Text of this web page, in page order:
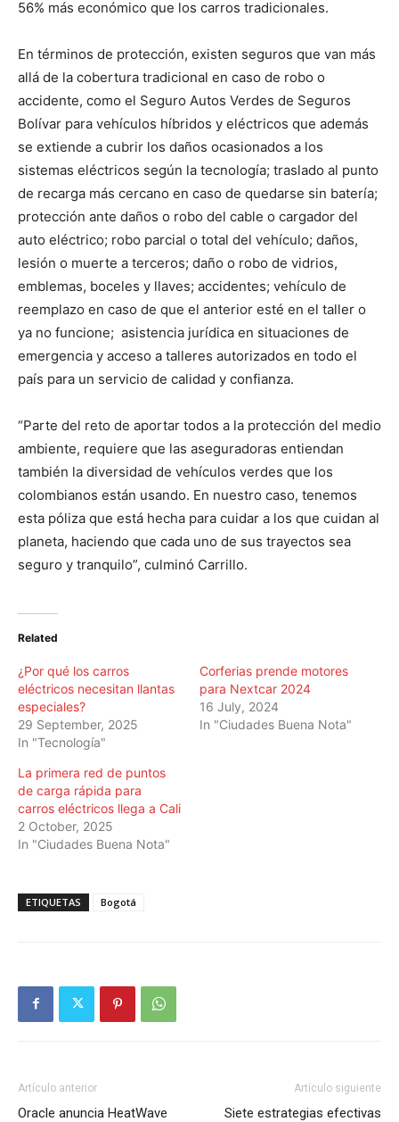
56% más económico que los carros tradicionales.
En términos de protección, existen seguros que van más
allá de la cobertura tradicional en caso de robo o
accidente, como el Seguro Autos Verdes de Seguros
Bolívar para vehículos híbridos y eléctricos que además
se extiende a cubrir los daños ocasionados a los
sistemas eléctricos según la tecnología; traslado al punto
de recarga más cercano en caso de quedarse sin batería;
protección ante daños o robo del cable o cargador del
auto eléctrico; robo parcial o total del vehículo; daños,
lesión o muerte a terceros; daño o robo de vidrios,
emblemas, boceles y llaves; accidentes; vehículo de
reemplazo en caso de que el anterior esté en el taller o
ya no funcione; asistencia jurídica en situaciones de
emergencia y acceso a talleres autorizados en todo el
país para un servicio de calidad y confianza.
“Parte del reto de aportar todos a la protección del medio
ambiente, requiere que las aseguradoras entiendan
también la diversidad de vehículos verdes que los
colombianos están usando. En nuestro caso, tenemos
esta póliza que está hecha para cuidar a los que cuidan al
planeta, haciendo que cada uno de sus trayectos sea
seguro y tranquilo”, culminó Carrillo.
Related
¿Por qué los carros
eléctricos necesitan llantas
especiales?
29 September, 2025
In "Tecnología"
Corferias prende motores
para Nextcar 2024
16 July, 2024
In "Ciudades Buena Nota"
La primera red de puntos
de carga rápida para
carros eléctricos llega a Cali
2 October, 2025
In "Ciudades Buena Nota"
ETIQUETAS Bogotá
Artículo anterior
Oracle anuncia HeatWave
Artículo siguiente
Siete estrategias efectivas